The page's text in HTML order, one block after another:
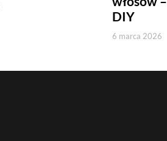
DIY
6 marca 2026